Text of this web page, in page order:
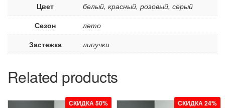
Цвет
белый, красный, розовый, серый
Сезон
лето
Застежка
липучки
Related products
СКИДКА 50% СКИДКА 24%